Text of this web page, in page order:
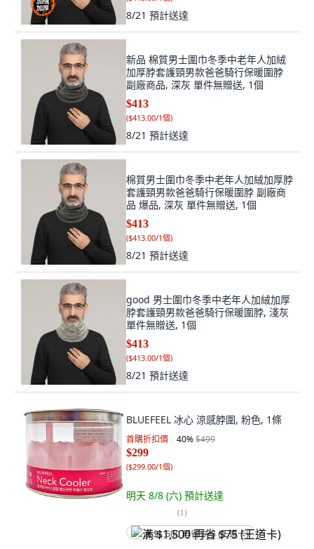
8/21 預計送達
新品 棉質男士圍巾冬季中老年人加絨
加厚脖套護頸男款爸爸騎行保暖圍脖
副廠商品, 深灰 單件無贈送, 1個
$413
($413.00/1個)
8/21 預計送達
棉質男士圍巾冬季中老年人加絨加厚脖
套護頸男款爸爸騎行保暖圍脖 副廠商
品 爆品, 深灰 單件無贈送, 1個
$413
($413.00/1個)
8/21 預計送達
good 男士圍巾冬季中老年人加絨加厚
脖套護頸男款爸爸騎行保暖圍脖, 淺灰
單件無贈送, 1個
$413
($413.00/1個)
8/21 預計送達
BLUEFEEL 冰心 涼感脖圍, 粉色, 1條
首購折扣價 40%$499
$299
($299.00/1個)
明天 8/8 (六) 預計送達
(1)
满 $1,500 再省 $75 (王道卡)